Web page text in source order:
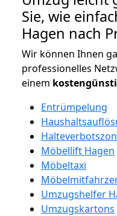
Sie, wie
Hagen nach
Wir können Ihnen
professionelles
einem
Entrümpelung
Möbellift Hagen
Möbeltaxi
Umzugshelfer
Umzugskartons